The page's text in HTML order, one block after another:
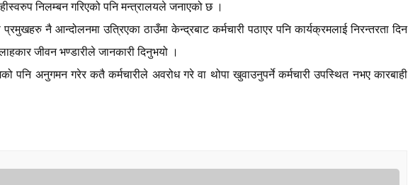
निलम्बन गरिएको पनि मन्त्रालयले जनाएको छ ।
नै आन्दोलनमा उत्रिएका ठाउँमा केन्द्रबाट कर्मचारी पठाएर पनि कार्यक्रमलाई निरन्तरता दिन
जीवन भण्डारीले जानकारी दिनुभयो ।
पनि अनुगमन गरेर कतै कर्मचारीले अवरोध गरे वा थोपा खुवाउनुपर्ने कर्मचारी उपस्थित नभए कारबाही